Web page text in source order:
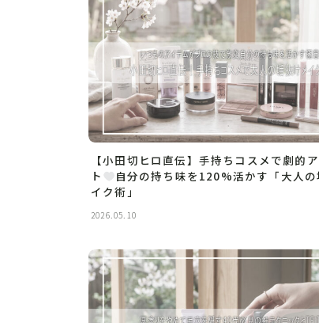
【小田切ヒロ直伝】手持ちコスメで劇的
ト
自分の持ち味を120%活かす「大人の
イク術」
2026.05.10